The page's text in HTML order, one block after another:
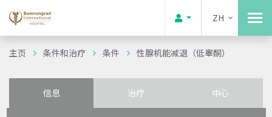
ZH
主页 条件和治疗 条件 性腺机能减退（低睾酮）
信息 治疗 中心